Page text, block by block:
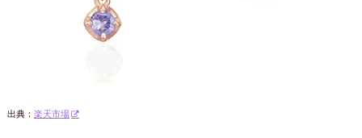
出典： 楽天市場